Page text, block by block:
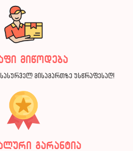
მიწოდება
სასურველ მისამართზე უსწრაფესად!
გარანტია